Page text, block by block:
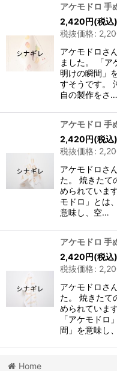
アケモドロ 手
2,420円(税込)
税抜価格:
アケモドロさ
ました。 「ア
明けの瞬間」
すそうです。
自の製作をさ…
アケモドロ 手
2,420円(税込)
税抜価格:
アケモドロさ
た。 焼きたて
められていま
モドロ」とは
意味し、空…
アケモドロ 手
2,420円(税込)
税抜価格:
アケモドロさ
た。 焼きたて
められていま
「アケモドロ
間」を意味し
Home